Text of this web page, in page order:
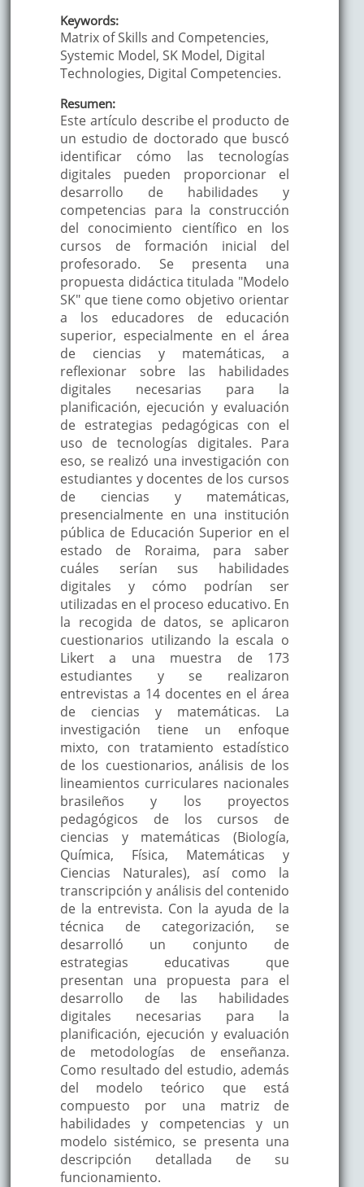
Keywords:
Matrix of Skills and Competencies,
Systemic Model, SK Model, Digital
Technologies, Digital Competencies.
Resumen:
Este artículo describe el producto de
un estudio de doctorado que buscó
identificar cómo las tecnologías
digitales pueden proporcionar el
desarrollo de habilidades y
competencias para la construcción
del conocimiento científico en los
cursos de formación inicial del
profesorado. Se presenta una
propuesta didáctica titulada "Modelo
SK" que tiene como objetivo orientar
a los educadores de educación
superior, especialmente en el área
de ciencias y matemáticas, a
reflexionar sobre las habilidades
digitales necesarias para la
planificación, ejecución y evaluación
de estrategias pedagógicas con el
uso de tecnologías digitales. Para
eso, se realizó una investigación con
estudiantes y docentes de los cursos
de ciencias y matemáticas,
presencialmente en una institución
pública de Educación Superior en el
estado de Roraima, para saber
cuáles serían sus habilidades
digitales y cómo podrían ser
utilizadas en el proceso educativo. En
la recogida de datos, se aplicaron
cuestionarios utilizando la escala o
Likert a una muestra de 173
estudiantes y se realizaron
entrevistas a 14 docentes en el área
de ciencias y matemáticas. La
investigación tiene un enfoque
mixto, con tratamiento estadístico
de los cuestionarios, análisis de los
lineamientos curriculares nacionales
brasileños y los proyectos
pedagógicos de los cursos de
ciencias y matemáticas (Biología,
Química, Física, Matemáticas y
Ciencias Naturales), así como la
transcripción y análisis del contenido
de la entrevista. Con la ayuda de la
técnica de categorización, se
desarrolló un conjunto de
estrategias educativas que
presentan una propuesta para el
desarrollo de las habilidades
digitales necesarias para la
planificación, ejecución y evaluación
de metodologías de enseñanza.
Como resultado del estudio, además
del modelo teórico que está
compuesto por una matriz de
habilidades y competencias y un
modelo sistémico, se presenta una
descripción detallada de su
funcionamiento.